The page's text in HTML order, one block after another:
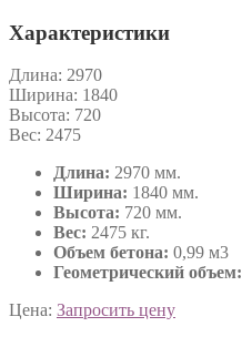
Характеристики
Длина: 2970
Ширина: 1840
Высота: 720
Вес: 2475
Длина: 2970 мм.
Ширина: 1840 мм.
Высота: 720 мм.
Вес: 2475 кг.
Объем бетона: 0,99 м3
Геометрический объем:
Цена: Запросить цену